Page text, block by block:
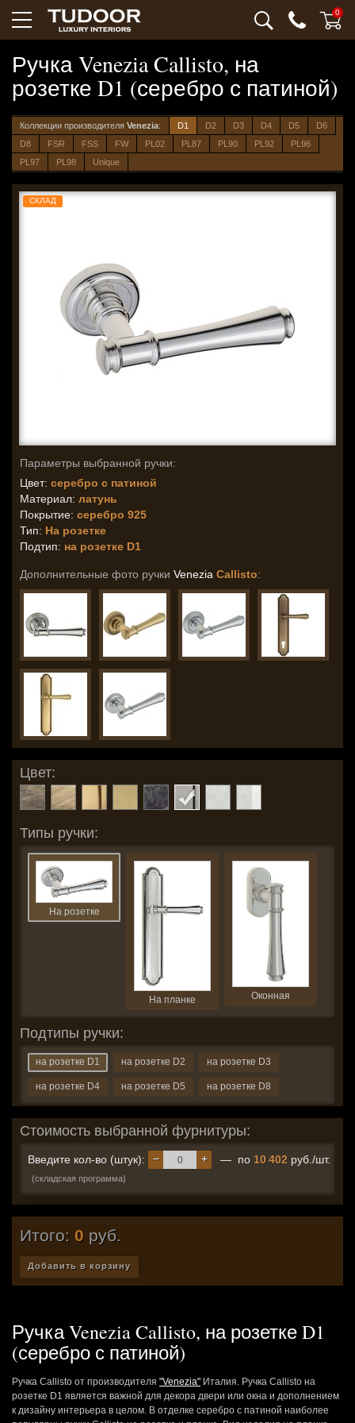
0
Ручка Venezia Callisto, на
розетке D1 (серебро с патиной)
Коллекции производителя Venezia: D1 D2 D3 D4 D5
D6
D8
FSR FSS FW PL02 PL87 PL90 PL92
PL96
PL97
PL98 Unique
СКЛАД
Параметры выбранной ручки:
Цвет: серебро с патиной
Материал: латунь
Покрытие: серебро 925
Тип: На розетке
Подтип: на розетке D1
Дополнительные фото ручки Venezia Callisto:
Цвет:
Типы ручки:
На розетке
На планке Оконная
Подтипы ручки:
на розетке D1 на розетке D2 на розетке D3
на розетке D4 на розетке D5 на розетке D8
Стоимость выбранной фурнитуры:
Введите кол-во (штук): +
− — по 10 402 руб./шт.
(складская программа)
Итого: 0 руб.
Добавить в корзину
Ручка Venezia Callisto, на розетке D1
(серебро с патиной)
Ручка Callisto от производителя "Venezia" Италия. Ручка Callisto на
розетке D1 является важной для декора двери или окна и дополнением
к дизайну интерьера в целом. В отделке серебро с патиной наиболее